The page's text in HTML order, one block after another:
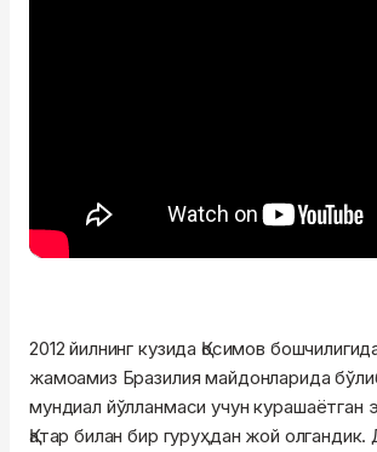
2012 йилнинг кузида Қосимов
жамоамиз Бразилия майдонларида
мундиал йўлланмаси учун курашаётган
Қатар билан бир гуруҳдан жой